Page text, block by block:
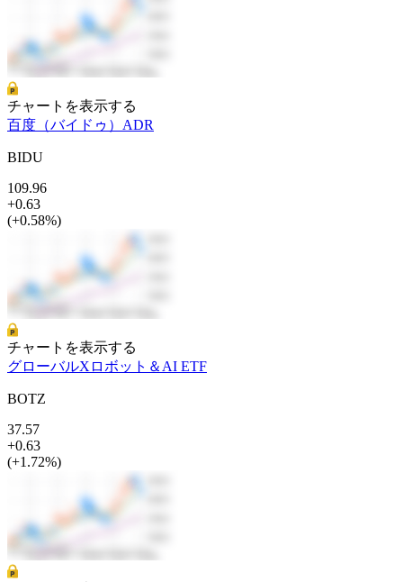
チャートを表示する
百度（バイドゥ）ADR
BIDU
109.96
+0.63
(+0.58%)
チャートを表示する
グローバルXロボット＆AI ETF
BOTZ
37.57
+0.63
(+1.72%)